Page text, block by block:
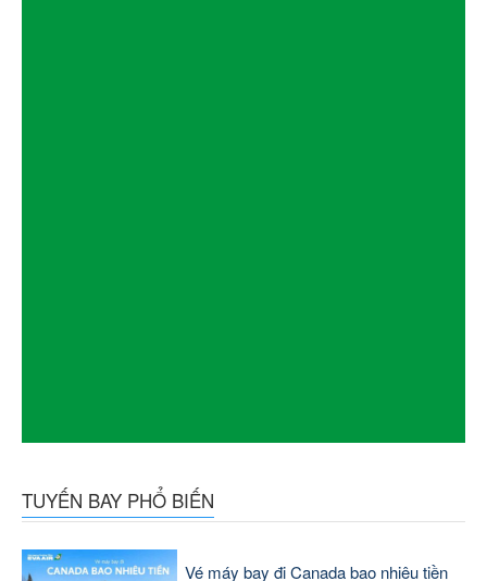
TUYẾN BAY PHỔ BIẾN
Vé máy bay đi Canada bao nhiêu tiền